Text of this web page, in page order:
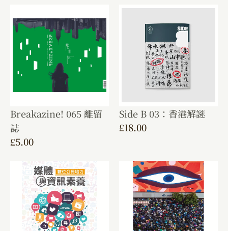
Breakazine! 065 離留
誌
£5.00
Side B 03：香港解謎
£18.00